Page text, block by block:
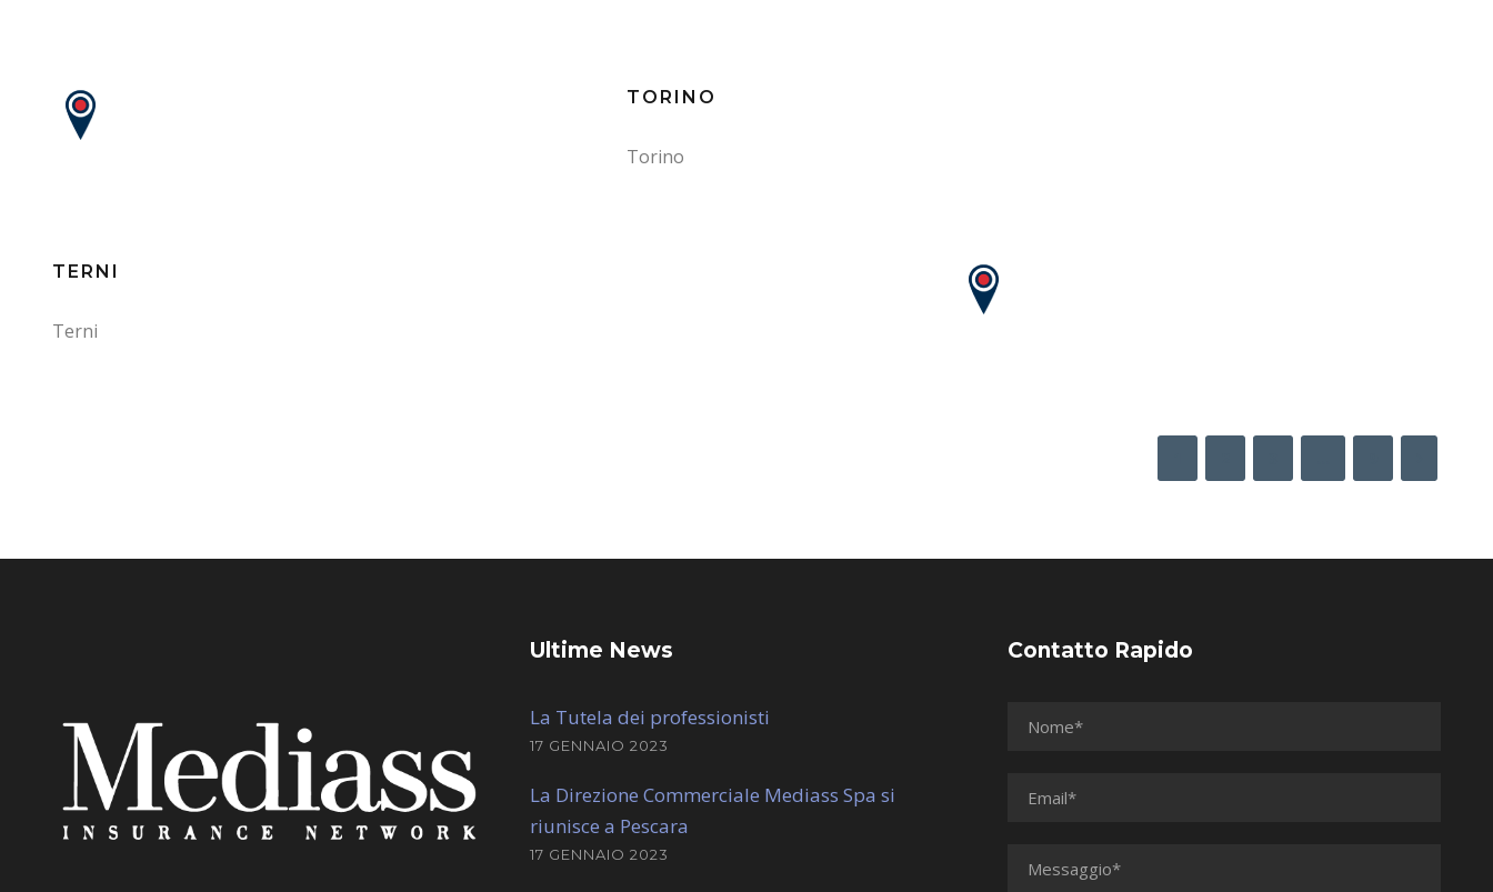
TORINO
Torino
TERNI
Terni
Ultime News
La Tutela dei professionisti
17 GENNAIO 2023
La Direzione Commerciale Mediass Spa si
riunisce a Pescara
17 GENNAIO 2023
Contatto Rapido